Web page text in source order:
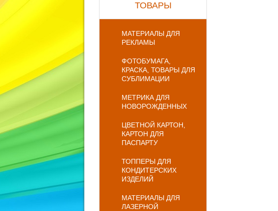
ТОВАРЫ
МАТЕРИАЛЫ ДЛЯ
РЕКЛАМЫ
ФОТОБУМАГА,
КРАСКА, ТОВАРЫ ДЛЯ
СУБЛИМАЦИИ
МЕТРИКА ДЛЯ
НОВОРОЖДЕННЫХ
ЦВЕТНОЙ КАРТОН,
КАРТОН ДЛЯ
ПАСПАРТУ
ТОППЕРЫ ДЛЯ
КОНДИТЕРСКИХ
ИЗДЕЛИЙ
МАТЕРИАЛЫ ДЛЯ
ЛАЗЕРНОЙ